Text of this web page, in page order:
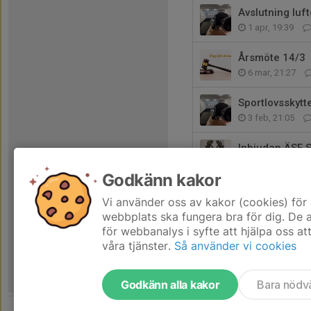
Avslutning
1 apr, 19:39
Årsmöte 14/3
6 mar, 21:27
3 feb, 21:05
Inbjudan ÄSF
20 dec 2025
Godkänn kakor
Vi använder oss av kakor (cookies)
webbplats ska fungera bra för dig. De
för webbanalys i syfte att hjälpa oss
våra tjänster. Så använder vi cookies
Godkänn alla kakor Bara